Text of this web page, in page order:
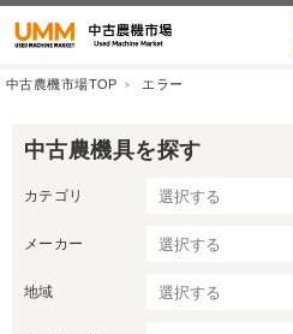
中古農機市場TOP エラー
中古農機具を探す
カテゴリ
メーカー
地域